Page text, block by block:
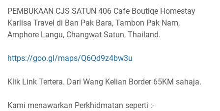
PEMBUKAAN CJS SATUN 406 Cafe Boutiqe Homestay
Karlisa Travel di Ban Pak Bara, Tambon Pak Nam,
Amphore Langu, Changwat Satun, Thailand.
https://goo.gl/maps/Q6Qd9z4bw3u
Klik Link Tertera. Dari Wang Kelian Border 65KM sahaja.
Kami menawarkan Perkhidmatan seperti :-